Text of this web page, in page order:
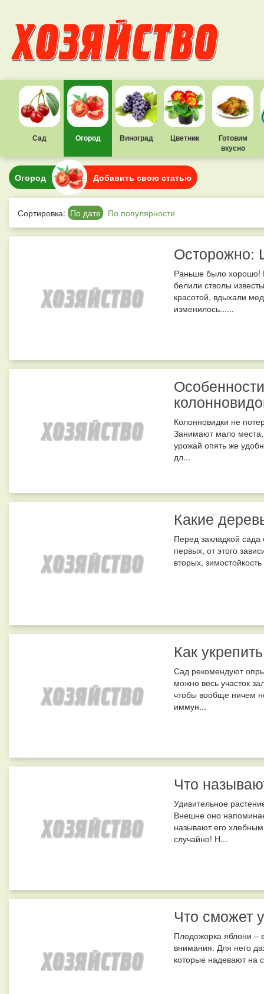
Сад Огород Виноград Цветник
Готовим
вкусно
Огород Добавить свою статью
Сортировка: По дате По популярности
Осторожно:
Раньше было хорошо!
белили стволы
красотой, вдыхали
изменилось......
Колонновидки не
Занимают мало
урожай опять же
дл...
Какие
Перед закладкой
первых, от этого
вторых,
Как
Сад рекомендуют
можно весь участок
чтобы вообще ничем
иммун...
Что
Удивительное
Внешне оно
называют его
случайно! Н...
Что сможет
Плодожорка яблони –
внимания. Для него
которые надевают на